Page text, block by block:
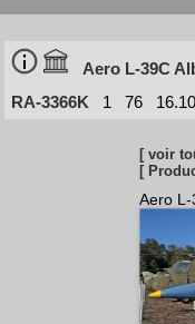
Aero L-39C
RA-3366K
1 76
[ voir
[
Aero L-